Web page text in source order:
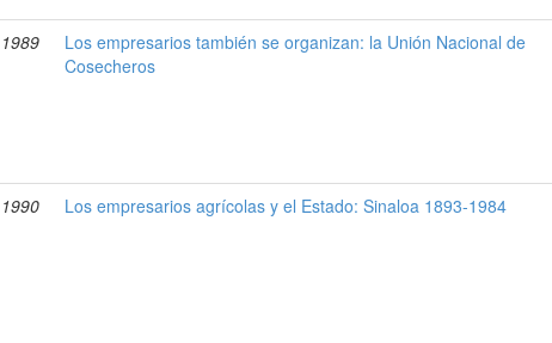
1989
Los empresarios también se organizan: la Unión Nacional de
Cosecheros
1990 Los empresarios agrícolas y el Estado: Sinaloa 1893-1984